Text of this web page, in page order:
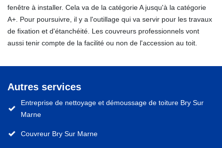
fenêtre à installer. Cela va de la catégorie A jusqu'à la catégorie
A+. Pour poursuivre, il y a l'outillage qui va servir pour les travaux
de fixation et d'étanchéité. Les couvreurs professionnels vont
aussi tenir compte de la facilité ou non de l'accession au toit.
Autres services
Entreprise de nettoyage et démoussage de toiture Bry Sur
Marne
Couvreur Bry Sur Marne